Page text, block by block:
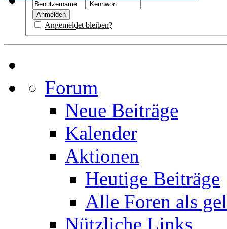
Angemeldet bleiben?
Forum
Neue Beiträge
Kalender
Aktionen
Heutige Beiträge
Alle Foren als
Nützliche Links